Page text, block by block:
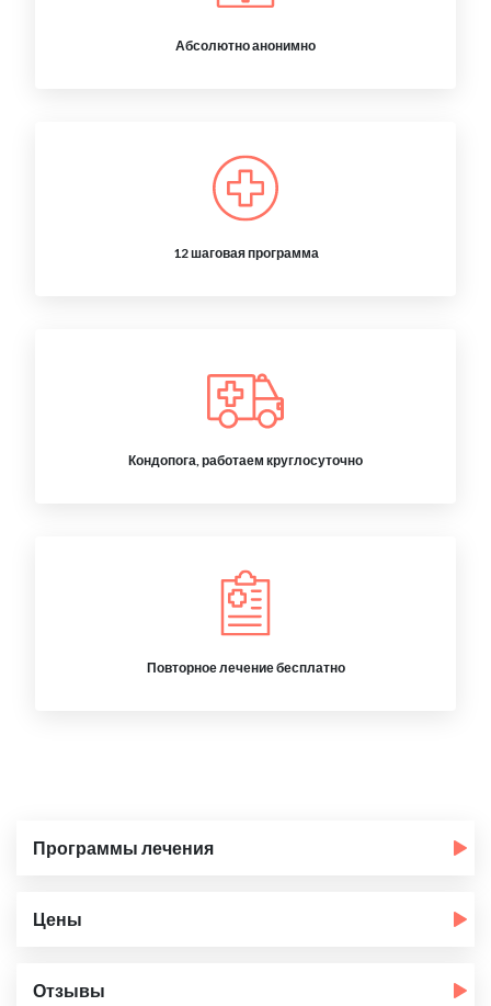
Абсолютно анонимно
12 шаговая программа
Кондопога, работаем круглосуточно
Повторное лечение бесплатно
Программы лечения
Цены
Отзывы